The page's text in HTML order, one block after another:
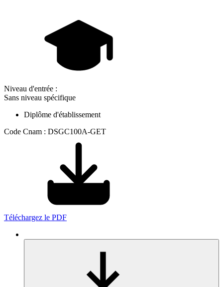
Niveau d'entrée :
Sans niveau spécifique
Diplôme d'établissement
Code Cnam : DSGC100A-GET
Téléchargez le PDF